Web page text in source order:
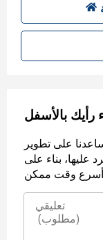
رأيك بالأسفل
على تطوير
بناء على